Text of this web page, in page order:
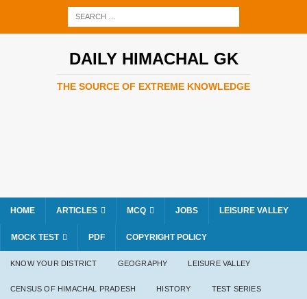
DAILY HIMACHAL GK
THE SOURCE OF EXTREME KNOWLEDGE
HOME ARTICLES MCQ JOBS LEISURE VALLEY
MOCK TEST PDF COPYRIGHT POLICY
KNOW YOUR DISTRICT GEOGRAPHY LEISURE VALLEY
CENSUS OF HIMACHAL PRADESH HISTORY TEST SERIES